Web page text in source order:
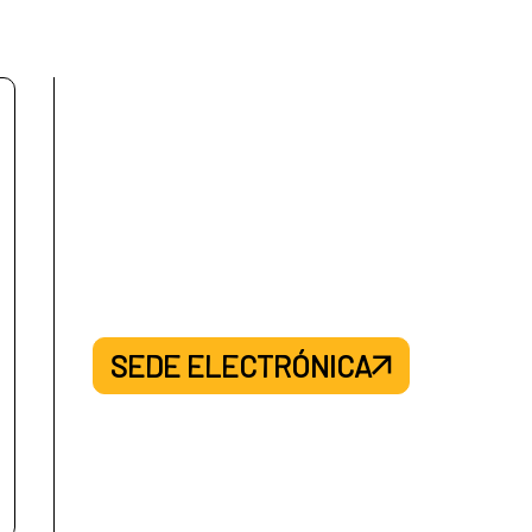
bajo circunstancias de riesgo.
del patrimonio documental como
SEDE ELECTRÓNICA